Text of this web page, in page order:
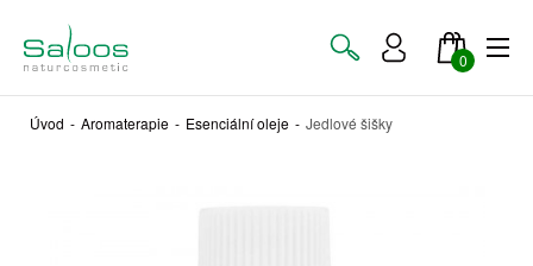
0
Úvod - Aromaterapie - Esenciální oleje - Jedlové šišky